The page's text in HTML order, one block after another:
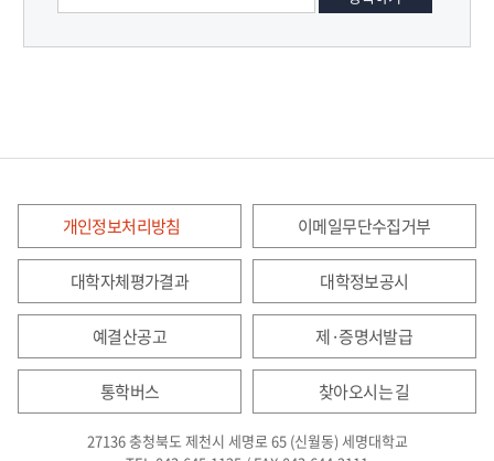
개인정보처리방침 이메일무단수집거부
대학자체평가결과 대학정보공시
예결산공고 제·증명서발급
통학버스 찾아오시는 길
27136 충청북도 제천시 세명로 65 (신월동) 세명대학교